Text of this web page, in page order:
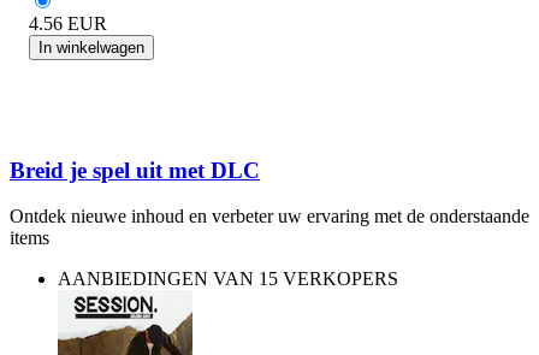
4.56 EUR
In winkelwagen
Breid je spel uit met DLC
Ontdek nieuwe inhoud en verbeter uw ervaring met de onderstaande
items
AANBIEDINGEN VAN 15 VERKOPERS